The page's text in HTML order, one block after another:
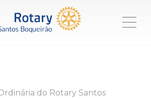
do Rotary Santos